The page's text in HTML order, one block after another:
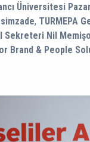
Üniversitesi
, TURMEPA
Sekreteri Nil
Brand & People